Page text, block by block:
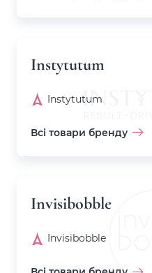
Instytutum
Instytutum
Всі товари бренду
Invisibobble
Invisibobble